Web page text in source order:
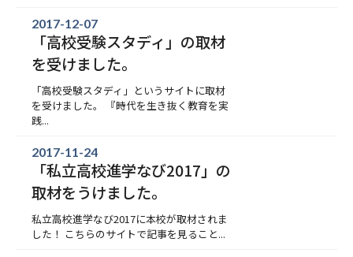
2017-12-07
「高校受験スタディ」の取材
を受けました。
「高校受験スタディ」というサイトに取材
を受けました。 『時代を生き抜く教育を実
践...
2017-11-24
「私立高校進学なび2017」の
取材をうけました。
私立高校進学なび2017に本校が取材されま
した！ こちらのサイトで記事を見ること...